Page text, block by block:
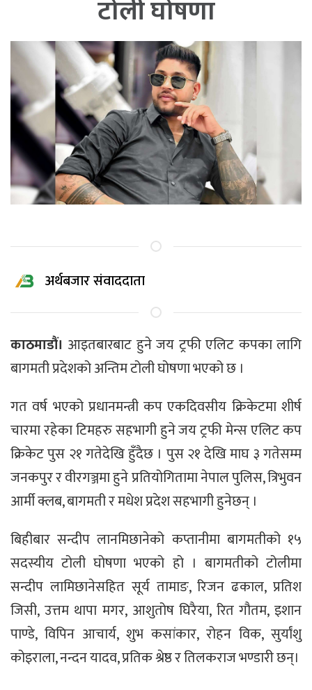
टोली घोषणा
अर्थबजार संवाददाता
काठमाडौं। आइतबारबाट हुने जय ट्रफी एलिट कपका लागि
बागमती प्रदेशको अन्तिम टोली घोषणा भएको छ ।
गत वर्ष भएको प्रधानमन्त्री कप एकदिवसीय क्रिकेटमा शीर्ष
चारमा रहेका टिमहरु सहभागी हुने जय ट्रफी मेन्स एलिट कप
क्रिकेट पुस २१ गतेदेखि हुँदैछ । पुस २१ देखि माघ ३ गतेसम्म
जनकपुर र वीरगञ्जमा हुने प्रतियोगितामा नेपाल पुलिस, त्रिभुवन
आर्मी क्लब, बागमती र मधेश प्रदेश सहभागी हुनेछन् ।
बिहीबार सन्दीप लानमिछानेको कप्तानीमा बागमतीको १५
सदस्यीय टोली घोषणा भएको हो । बागमतीको टोलीमा
सन्दीप लामिछानेसहित सूर्य तामाङ, रिजन ढकाल, प्रतिश
जिसी, उत्तम थापा मगर, आशुतोष घिरैया, रित गौतम, इशान
पाण्डे, विपिन आचार्य, शुभ कसांकार, रोहन विक, सुर्यांशु
कोइराला, नन्दन यादव, प्रतिक श्रेष्ठ र तिलकराज भण्डारी छन्।